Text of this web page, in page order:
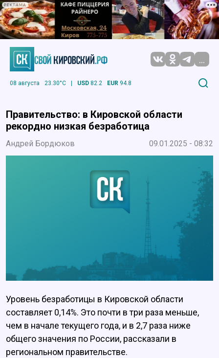
РЕКЛАМА
...
08 августа 23.30°C | USD 82.2 EUR 94.8
Правительство: в Кировской области
рекордно низкая безработица
Андрей Бордюков 09.01.2025 - 08:32
Уровень безработицы в Кировской области
составляет 0,14%. Это почти в три раза меньше,
чем в начале текущего года, и в 2,7 раза ниже
общего значения по России, рассказали в
региональном правительстве.